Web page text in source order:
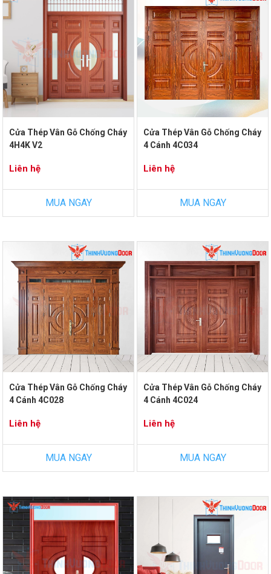
Cửa Thép Vân Gỗ Chống Cháy
4H4K V2
Liên hệ
MUA NGAY
Cửa Thép Vân Gỗ Chống Cháy
4 Cánh 4C034
Liên hệ
MUA NGAY
Cửa Thép Vân Gỗ Chống Cháy
4 Cánh 4C028
Liên hệ
MUA NGAY
Cửa Thép Vân Gỗ Chống Cháy
4 Cánh 4C024
Liên hệ
MUA NGAY